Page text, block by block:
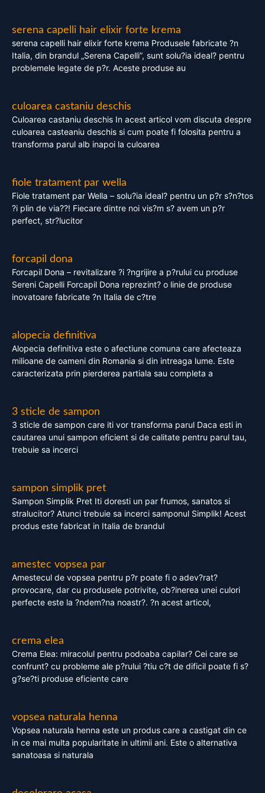
serena capelli hair elixir forte krema
serena capelli hair elixir forte krema Produsele fabricate ?n
Italia, din brandul „Serena Capelli”, sunt solu?ia ideal? pentru
problemele legate de p?r. Aceste produse au
culoarea castaniu deschis
Culoarea castaniu deschis In acest articol vom discuta despre
culoarea casteaniu deschis si cum poate fi folosita pentru a
transforma parul alb inapoi la culoarea
fiole tratament par wella
Fiole tratament par Wella – solu?ia ideal? pentru un p?r s?n?tos
?i plin de via??! Fiecare dintre noi vis?m s? avem un p?r
perfect, str?lucitor
forcapil dona
Forcapil Dona – revitalizare ?i ?ngrijire a p?rului cu produse
Sereni Capelli Forcapil Dona reprezint? o linie de produse
inovatoare fabricate ?n Italia de c?tre
alopecia definitiva
Alopecia definitiva este o afectiune comuna care afecteaza
milioane de oameni din Romania si din intreaga lume. Este
caracterizata prin pierderea partiala sau completa a
3 sticle de sampon
3 sticle de sampon care iti vor transforma parul Daca esti in
cautarea unui sampon eficient si de calitate pentru parul tau,
trebuie sa incerci
sampon simplik pret
Sampon Simplik Pret Iti doresti un par frumos, sanatos si
stralucitor? Atunci trebuie sa incerci samponul Simplik! Acest
produs este fabricat in Italia de brandul
amestec vopsea par
Amestecul de vopsea pentru p?r poate fi o adev?rat?
provocare, dar cu produsele potrivite, ob?inerea unei culori
perfecte este la ?ndem?na noastr?. ?n acest articol,
crema elea
Crema Elea: miracolul pentru podoaba capilar? Cei care se
confrunt? cu probleme ale p?rului ?tiu c?t de dificil poate fi s?
g?se?ti produse eficiente care
vopsea naturala henna
Vopsea naturala henna este un produs care a castigat din ce
in ce mai multa popularitate in ultimii ani. Este o alternativa
sanatoasa si naturala